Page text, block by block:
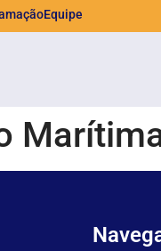
Equipe